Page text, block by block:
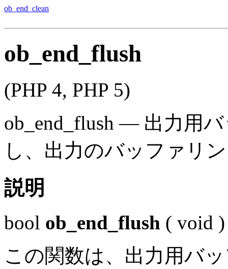
ob_end_clean
ob_end_flush
(PHP 4, PHP 5)
ob_end_flush — 出力用
し、出力のバッファリ
説明
bool ob_end_flush ( void )
この関数は、出力用バ